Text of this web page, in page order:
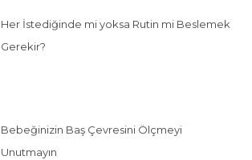
Her İstediğinde mi yoksa Rutin mi Beslemek
Gerekir?
Bebeğinizin Baş Çevresini Ölçmeyi
Unutmayın